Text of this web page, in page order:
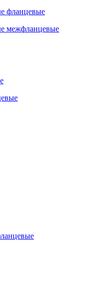
фланцевые
межфланцевые